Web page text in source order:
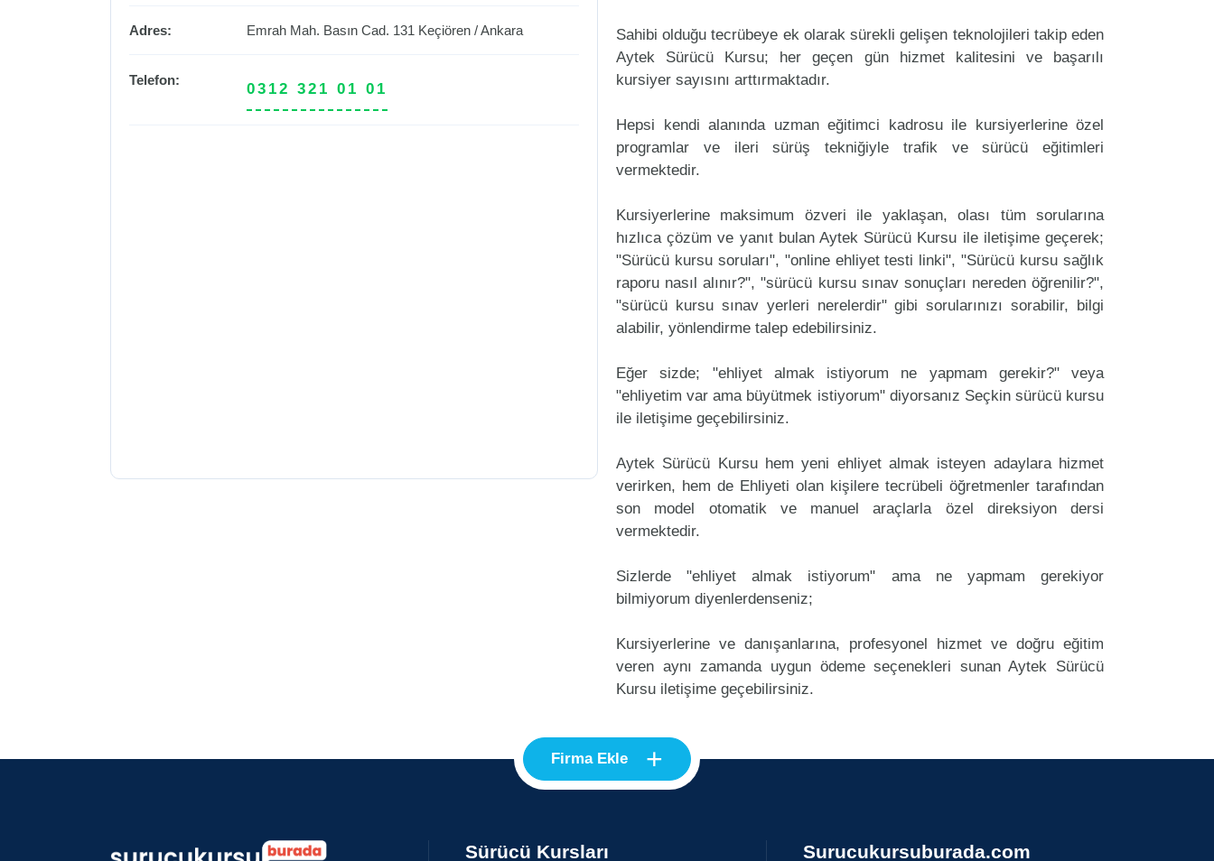
Adres: Emrah Mah. Basın Cad. 131 Keçiören/Ankara
Telefon:
0312 321 01 01
Sahibi olduğu tecrübeye ek olarak sürekli gelişen teknolojileri takip eden
Aytek Sürücü Kursu; her geçen gün hizmet kalitesini ve başarılı
kursiyer sayısını arttırmaktadır.
Hepsi kendi alanında uzman eğitimci kadrosu ile kursiyerlerine özel
programlar ve ileri sürüş tekniğiyle trafik ve sürücü eğitimleri
vermektedir.
Kursiyerlerine maksimum özveri ile yaklaşan, olası tüm sorularına
hızlıca çözüm ve yanıt bulan Aytek Sürücü Kursu ile iletişime geçerek;
"Sürücü kursu soruları", "online ehliyet testi linki", "Sürücü kursu sağlık
raporu nasıl alınır?", "sürücü kursu sınav sonuçları nereden öğrenilir?",
"sürücü kursu sınav yerleri nerelerdir" gibi sorularınızı sorabilir, bilgi
alabilir, yönlendirme talep edebilirsiniz.
Eğer sizde; "ehliyet almak istiyorum ne yapmam gerekir?" veya
"ehliyetim var ama büyütmek istiyorum" diyorsanız Seçkin sürücü kursu
ile iletişime geçebilirsiniz.
Aytek Sürücü Kursu hem yeni ehliyet almak isteyen adaylara hizmet
verirken, hem de Ehliyeti olan kişilere tecrübeli öğretmenler tarafından
son model otomatik ve manuel araçlarla özel direksiyon dersi
vermektedir.
Sizlerde "ehliyet almak istiyorum" ama ne yapmam gerekiyor
bilmiyorum diyenlerdenseniz;
Kursiyerlerine ve danışanlarına, profesyonel hizmet ve doğru eğitim
veren aynı zamanda uygun ödeme seçenekleri sunan Aytek Sürücü
Kursu iletişime geçebilirsiniz.
Firma Ekle +
Sürücü Kursları Surucukursuburada.com